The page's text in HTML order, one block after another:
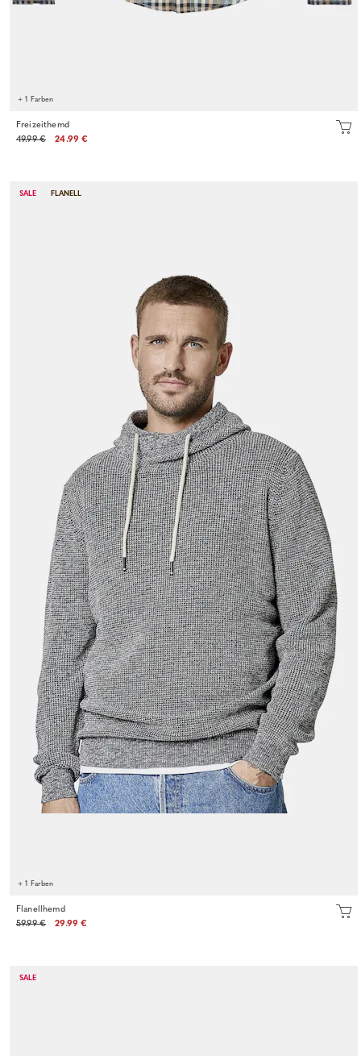
+ 1 Farben
Freizeithemd
49.99 €
24.99 €
SALE FLANELL
+ 1 Farben
Flanellhemd
59.99 €
29.99 €
SALE